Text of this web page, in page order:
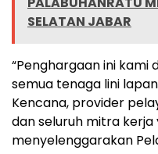
SELATAN JABAR
“Penghargaan ini
semua tenaga lini
Kencana, provider
dan seluruh mitra
menyelenggarakan